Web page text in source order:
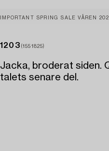
IMPORTANT SPRING SALE VÅREN
1203 (1551825)
Jacka, broderat siden.
talets senare del.